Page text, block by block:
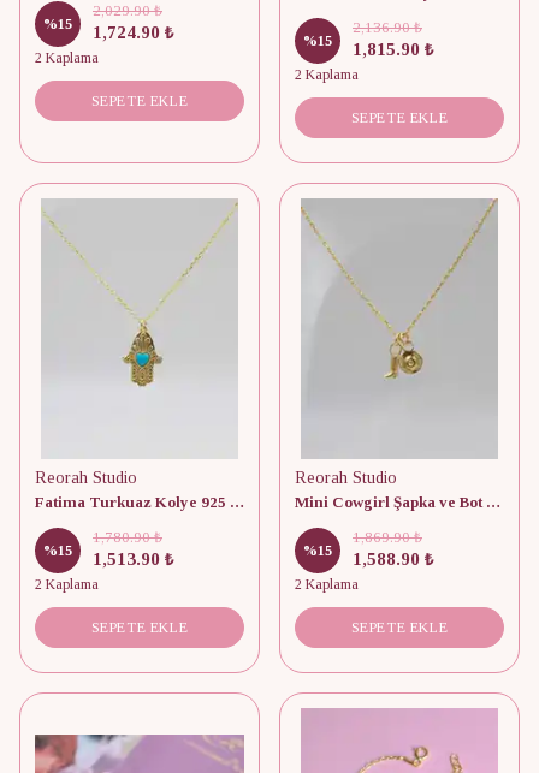
%15
2,029.90 ₺
1,724.90 ₺
2 Kaplama
SEPETE EKLE
%15
2,136.90 ₺
1,815.90 ₺
2 Kaplama
SEPETE EKLE
Reorah Studio
Fatima Turkuaz Kolye 925 Gümüş
%15
1,780.90 ₺
1,513.90 ₺
2 Kaplama
SEPETE EKLE
Reorah Studio
Mini Cowgirl Şapka ve Bot Kolye 925 Gümüş
%15
1,869.90 ₺
1,588.90 ₺
2 Kaplama
SEPETE EKLE